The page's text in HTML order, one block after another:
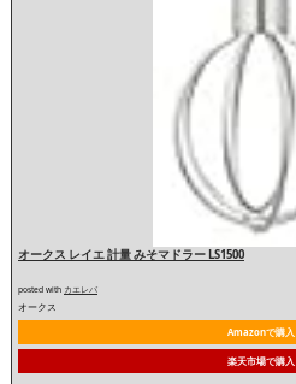
オークス レイエ 計量 みそマドラー LS1500
posted with カエレバ
オークス
Amazonで購入
楽天市場で購入